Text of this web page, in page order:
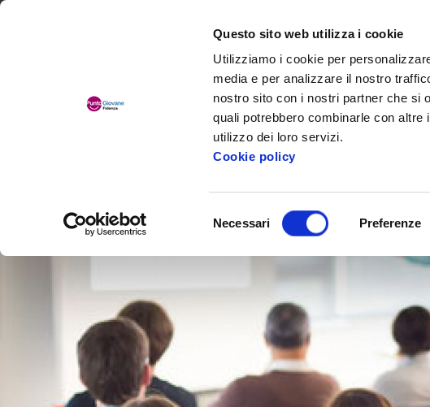
Questo sito web utilizza i cookie
Utilizziamo i cookie per
media e per analizzare il nostro
nostro sito con i nostri partner che si
quali potrebbero combinarle con
utilizzo dei loro servizi.
Cookie policy
Necessari Preferenze
Chi siamo